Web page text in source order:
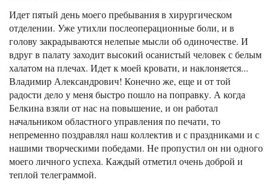
Идет пятый день моего пребывания в хирургическом
отделении. Уже утихли послеоперационные боли, и в
голову закрадываются нелепые мысли об одиночестве. И
вдруг в палату заходит высокий осанистый человек с белым
халатом на плечах. Идет к моей кровати, и наклоняется...
Владимир Александрович! Конечно же, еще и от той
радости дело у меня быстро пошло на поправку. А когда
Белкина взяли от нас на повышение, и он работал
начальником областного управления по печати, то
непременно поздравлял наш коллектив и с праздниками и с
нашими творческими победами. Не пропустил он ни одного
моего личного успеха. Каждый отметил очень доброй и
теплой телеграммой.